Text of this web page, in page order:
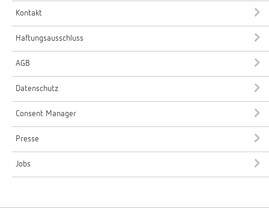
Kontakt
Haftungsausschluss
AGB
Datenschutz
Consent Manager
Presse
Jobs